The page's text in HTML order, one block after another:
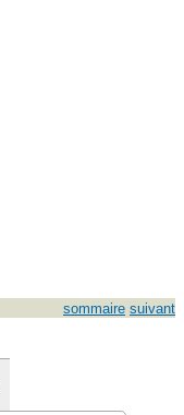
sommaire suivant